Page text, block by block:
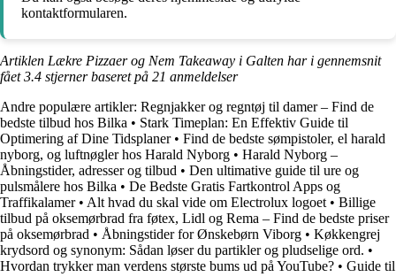
kontaktformularen.
Artiklen Lækre Pizzaer og Nem Takeaway i Galten har i gennemsnit
fået3.4 stjerner baseret på 21 anmeldelser
Andre populære artikler: Regnjakker og regntøj til damer – Find de
bedste tilbud hos Bilka • Stark Timeplan: En Effektiv Guide til
Optimering af Dine Tidsplaner• Find de bedste sømpistoler, el harald
nyborg, og luftnøgler hos Harald Nyborg • Harald Nyborg –
Åbningstider, adresser og tilbud • Den ultimative guide til ure og
pulsmålere hos Bilka • De Bedste Gratis Fartkontrol Apps og
Traffikalamer• Alt hvad du skal vide om Electrolux logoet • Billige
tilbud på oksemørbrad fra føtex, Lidl og Rema – Find de bedste priser
på oksemørbrad • Åbningstider for Ønskebørn Viborg • Køkkengrej
krydsord og synonym: Sådan løser du partikler og pludselige ord. •
Hvordan trykker man verdens største bums ud på YouTube? • Guide til